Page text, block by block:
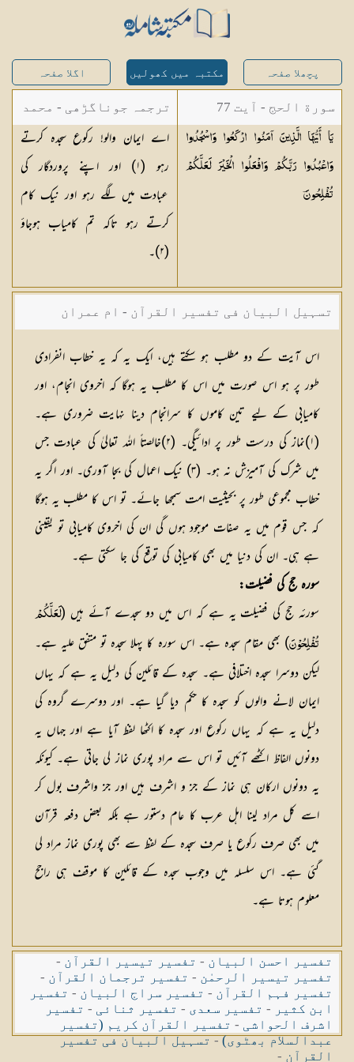
پچھلا صفحہ مکتبہ میں کھولیں اگلا صفحہ
سورة الحج - آیت 77
يَا أَيُّهَا الَّذِينَ آمَنُوا ارْكَعُوا وَاسْجُدُوا
وَاعْبُدُوا رَبَّكُمْ وَافْعَلُوا الْخَيْرَ لَعَلَّكُمْ
تُفْلِحُونَ
ترجمہ جوناگڑھی - محمد
جونا گڑھی
اے ایمان والو! رکوع سجدہ کرتے
رہو (١) اور اپنے پروردگار کی
عبادت میں لگے رہو اور نیک کام
کرتے رہو تاکہ تم کامیاب ہوجاؤ
(٢)۔
تسہیل البیان فی تفسیر القرآن - ام عمران
شکیلہ بنت میاں فضل حسین
اس آیت کے دو مطلب ہو سکتے ہیں، ایک یہ کہ یہ خطاب انفرادی
طور پر ہو اس صورت میں اس کا مطلب یہ ہوگا کہ اخروی انجام، اور
کامیابی کے لیے تین کاموں کا سرانجام دینا نہایت ضروری ہے۔
(۱)نماز کی درست طور پر ادائیگی۔ (۲)خالصتاً اللہ تعالیٰ کی عبادت جس
میں شرک کی آمیزش نہ ہو۔ (۳) نیک اعمال کی بجا آوری۔ اور اگر یہ
خطاب مجموعی طور پر بحیثیت امت سمجھا جائے۔ تو اس کا مطلب یہ ہوگا
کہ جس قوم میں یہ صفات موجود ہوں گی ان کی اخروی کامیابی تو یقینی
ہے ہی۔ ان کی دنیا میں بھی کامیابی کی توقع کی جا سکتی ہے۔
سورہ حج کی فضیلت:
سورئہ حج کی فضیلت یہ ہے کہ اس میں دو سجدے آئے ہیں (لَعَلَّکُمْ
تُفْلِحُوْنَ) بھی مقام سجدہ ہے۔ اس سورہ کا پہلا سجدہ تو متفق علیہ ہے۔
لیکن دوسرا سجدہ اختلافی ہے۔ سجدہ کے قائلین کی دلیل یہ ہے کہ یہاں
ایمان لانے والوں کو سجدہ کا حکم دیا گیا ہے۔ اور دوسرے گروہ کی
دلیل یہ ہے کہ یہاں رکوع اور سجدہ کا اکٹھا لفظ آیا ہے اور جہاں یہ
دونوں الفاظ اکٹھے آئیں تو اس سے مراد پوری نماز لی جاتی ہے۔ کیونکہ
یہ دونوں ارکان ہی نماز کے جز و اشرف ہیں اور جز واشرف بول کر
اسے کل مراد لینا اہل عرب کا عام دستور ہے بلکہ بعض دفعہ قرآن
میں بھی صرف رکوع یا صرف سجدہ کے لفظ سے بھی پوری نماز مراد لی
گئی ہے۔ اس سلسلہ میں وجوب سجدہ کے قائلین کا موقف ہی راجح
معلوم ہوتا ہے۔
تفسیر احسن البیان - تفسیر تیسیر القرآن -
تفسیر تیسیر الرحمٰن - تفسیر ترجمان القرآن -
تفسیر فہم القرآن - تفسیر سراج البیان - تفسیر
ابن کثیر - تفسیر سعدی - تفسیر ثنائی - تفسیر
اشرف الحواشی - تفسیر القرآن کریم (تفسیر
عبدالسلام بھٹوی)-تسہیل البیان فی تفسیر
القرآن -